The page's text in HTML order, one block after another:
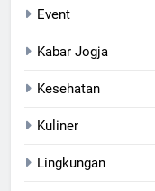
Event
Kabar Jogja
Kesehatan
Kuliner
Lingkungan